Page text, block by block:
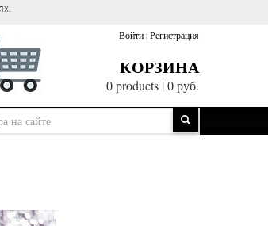
Войти|Регистрация
КОРЗИНА
0 products |0 руб.